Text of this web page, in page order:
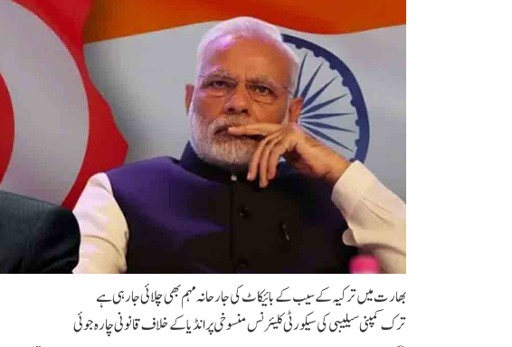
بھارت میں ترکیہ کے سیب کے بائیکاٹ کی جارحانہ مہم بھی چلائی جا رہی ہے
ترک کمپنی سیلیبی کی سیکورٹی کلیئرنس منسوخی پر انڈیا کے خلاف قانونی چارہ جوئی